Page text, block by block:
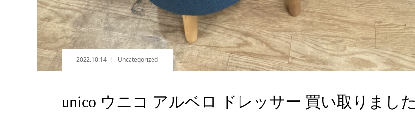
2022.10.14 Uncategorized
unico ウニコ アルベロ ドレッサー 買い取りました